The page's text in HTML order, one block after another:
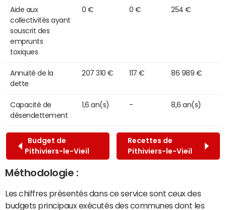
Aide aux
collectivités ayant
souscrit des
emprunts
toxiques
0 € 0 € 254 €
Annuité de la
dette
207 310 € 117 € 86 989 €
Capacité de
désendettement
1,6 an(s) - 8,6 an(s)
Budget de
Pithiviers-le-Vieil
Recettes de
Pithiviers-le-Vieil
Méthodologie :
Les chiffres présentés dans ce service sont ceux des
budgets principaux exécutés des communes dont les